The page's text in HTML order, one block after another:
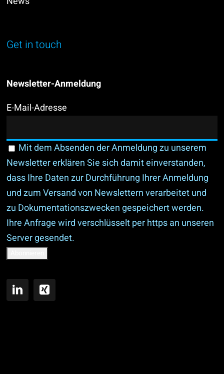
Get in touch
Newsletter-Anmeldung
E-Mail-Adresse
Mit dem Absenden der Anmeldung zu unserem
Newsletter erklären Sie sich damit einverstanden,
dass Ihre Daten zur Durchführung Ihrer Anmeldung
und zum Versand von Newslettern verarbeitet und
zu Dokumentationszwecken gespeichert werden.
Ihre Anfrage wird verschlüsselt per https an unseren
Server gesendet.